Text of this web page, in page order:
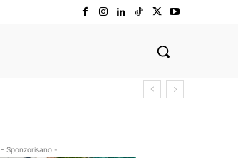
- Sponzorisano -